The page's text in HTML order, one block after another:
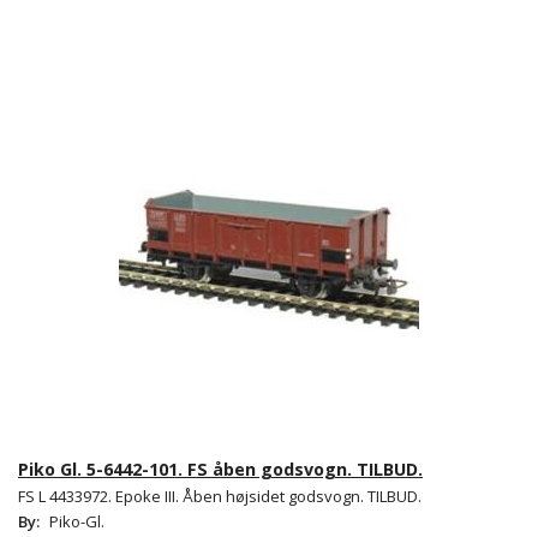
Piko Gl. 5-6442-101. FS åben godsvogn. TILBUD.
FS L 4433972. Epoke III. Åben højsidet godsvogn. TILBUD.
By: Piko-Gl.